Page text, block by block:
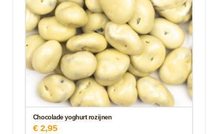
Chocolade yoghurt rozijnen
€2,95